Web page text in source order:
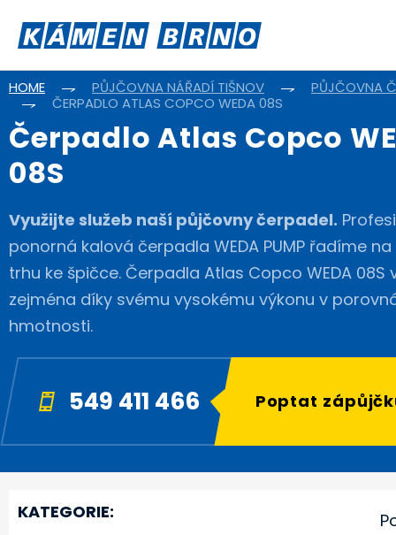
HOME PŮJČOVNA NÁŘADÍ TIŠNOV
PŮJČOVNA
ČERPADLO ATLAS COPCO WEDA 08S
Čerpadlo Atlas Copco
08S
Využijte služeb naší půjčovny čerpadel.
ponorná kalová čerpadla WEDA PUMP řadíme
trhu ke špičce. Čerpadla Atlas Copco WEDA 08S
zejména díky svému vysokému výkonu v
hmotnosti.
549 411 466 Poptat
KATEGORIE: